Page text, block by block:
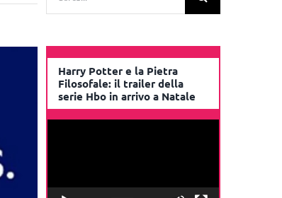
Harry Potter e la Pietra
Filosofale: il trailer della
serie Hbo in arrivo a Natale